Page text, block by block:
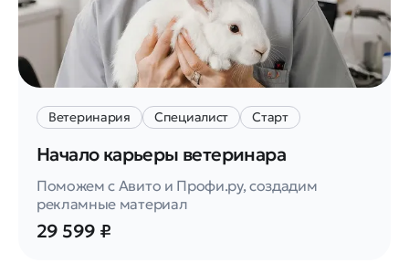
Ветеринария Специалист Старт
Начало карьеры ветеринара
Поможем с Авито и Профи.ру, создадим
рекламные материал
29 599 ₽